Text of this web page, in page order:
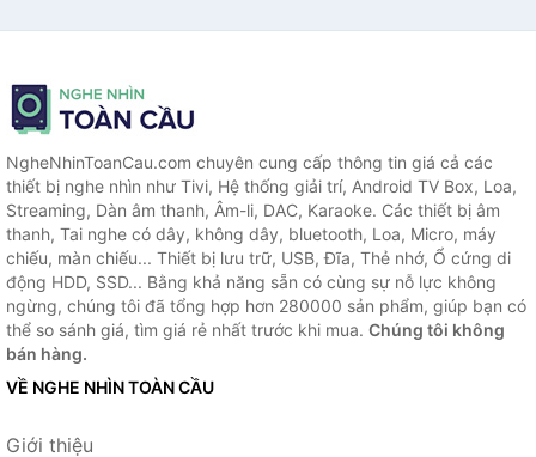
NgheNhinToanCau.com chuyên cung cấp thông tin giá cả các
thiết bị nghe nhìn như Tivi, Hệ thống giải trí, Android TV Box, Loa,
Streaming, Dàn âm thanh, Âm-li, DAC, Karaoke. Các thiết bị âm
thanh, Tai nghe có dây, không dây, bluetooth, Loa, Micro, máy
chiếu, màn chiếu... Thiết bị lưu trữ, USB, Đĩa, Thẻ nhớ, Ổ cứng di
động HDD, SSD... Bằng khả năng sẵn có cùng sự nỗ lực không
ngừng, chúng tôi đã tổng hợp hơn 280000 sản phẩm, giúp bạn có
thể so sánh giá, tìm giá rẻ nhất trước khi mua. Chúng tôi không
bán hàng.
VỀ NGHE NHÌN TOÀN CẦU
Giới thiệu